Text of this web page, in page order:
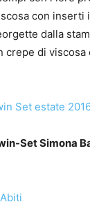
con
dalla
di
Set Simona